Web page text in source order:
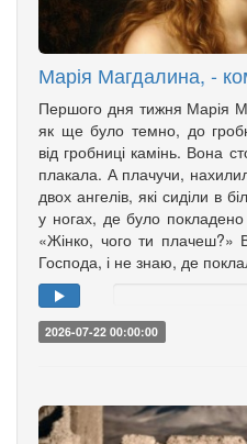
Марія Магдалина, -
Першого дня тижня Марія
як ще було темно, до
від гробниці камінь. Вона
плакала. А плачучи,
двох ангелів, які сиділи в
у ногах, де було покладено
«Жінко, чого ти плачеш?»
Господа, і не знаю, де
2026-07-22 00:00:00